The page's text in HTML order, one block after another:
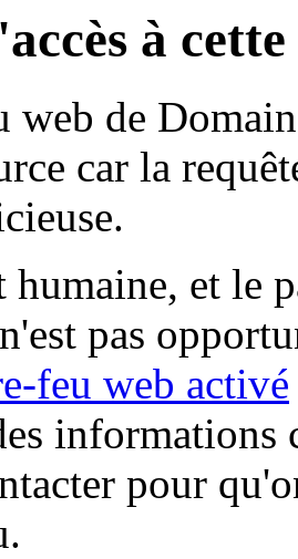
à
web de
car la
humaine, et le
pas
feu web activé
informations
pour